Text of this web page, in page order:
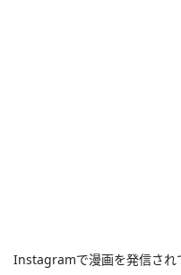
Instagramで漫画を発信され